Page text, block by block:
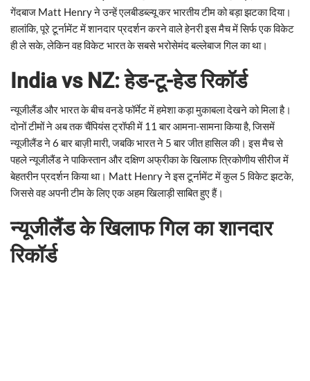
गेंदबाज Matt Henry ने उन्हें एलबीडब्ल्यू कर भारतीय टीम को बड़ा झटका दिया।
हालांकि, पूरे टूर्नामेंट में शानदार प्रदर्शन करने वाले हेनरी इस मैच में सिर्फ एक विकेट
ही ले सके, लेकिन वह विकेट भारत के सबसे भरोसेमंद बल्लेबाज गिल का था।
India vs NZ: हेड-टू-हेड रिकॉर्ड
न्यूजीलैंड और भारत के बीच वनडे फॉर्मेट में हमेशा कड़ा मुकाबला देखने को मिला है।
दोनों टीमों ने अब तक चैंपियंस ट्रॉफी में 11 बार आमना-सामना किया है, जिसमें
न्यूजीलैंड ने 6 बार बाज़ी मारी, जबकि भारत ने 5 बार जीत हासिल की। इस मैच से
पहले न्यूजीलैंड ने पाकिस्तान और दक्षिण अफ्रीका के खिलाफ त्रिकोणीय सीरीज में
बेहतरीन प्रदर्शन किया था। Matt Henry ने इस टूर्नामेंट में कुल 5 विकेट झटके,
जिससे वह अपनी टीम के लिए एक अहम खिलाड़ी साबित हुए हैं।
न्यूजीलैंड के खिलाफ गिल का शानदार
रिकॉर्ड